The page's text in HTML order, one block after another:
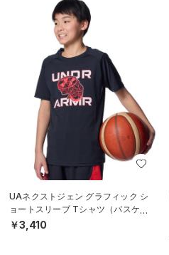
UAネクストジェン グラフィック シ
ョートスリーブ Tシャツ（バスケッ
トボール/BOYS）
￥3,410